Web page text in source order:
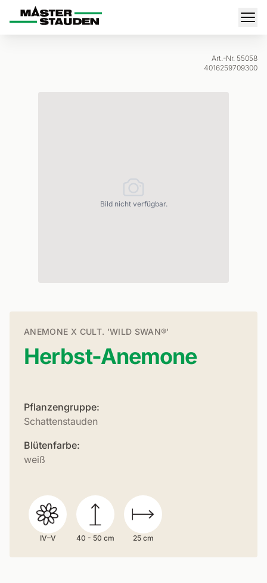
Master-Stauden
Art.-Nr. 55058
4016259709300
Bild nicht verfügbar.
ANEMONE X CULT. 'WILD SWAN®'
Herbst-Anemone
Pflanzengruppe:
Schattenstauden
Blütenfarbe:
weiß
IV–V 40 - 50 cm 25 cm